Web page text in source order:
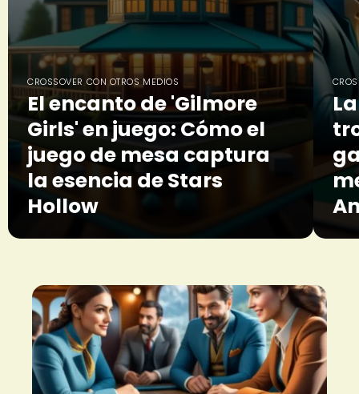
CROSSOVER CON OTROS MEDIOS
El encanto de 'Gilmore
Girls' en juego: Cómo el
juego de mesa captura
la esencia de Stars
Hollow